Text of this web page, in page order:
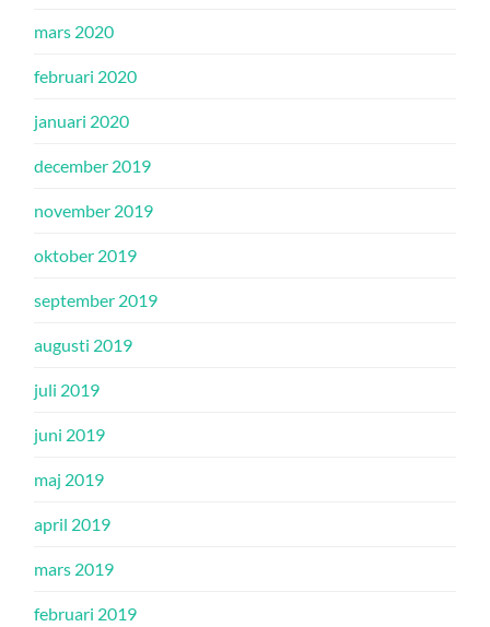
mars 2020
februari 2020
januari 2020
december 2019
november 2019
oktober 2019
september 2019
augusti 2019
juli 2019
juni 2019
maj 2019
april 2019
mars 2019
februari 2019